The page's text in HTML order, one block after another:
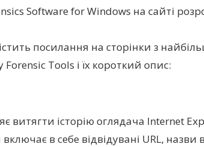
Software for Windows на сайті
посилання на сторінки з
Tools і їх короткий опис:
витягти історію оглядача Internet
в себе відвідувані URL, назви